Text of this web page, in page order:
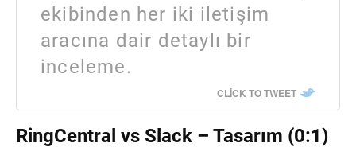
ekibinden her iki iletişim
aracına dair detaylı bir
inceleme.
CLICK TO TWEET
RingCentral vs Slack – Tasarım (0:1)